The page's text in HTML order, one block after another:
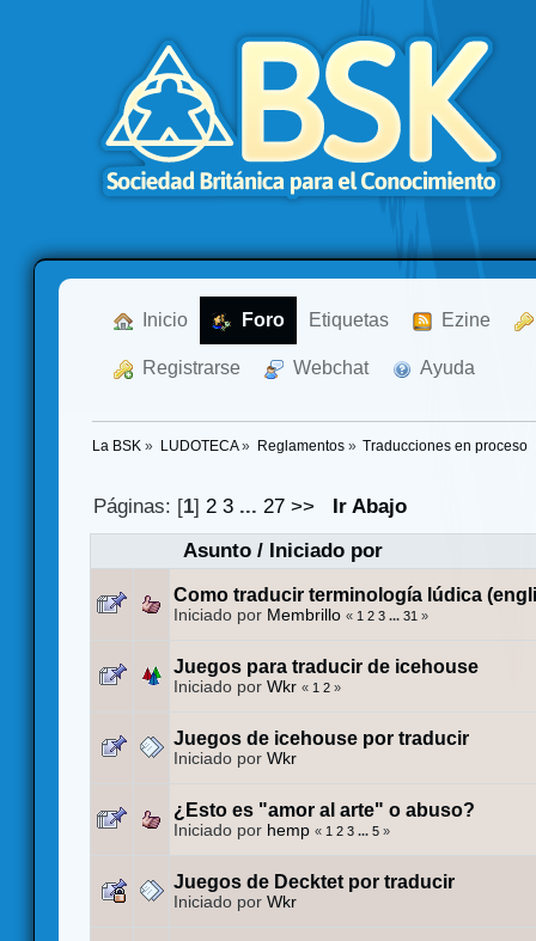
Inicio Foro Etiquetas Ezine
Registrarse Webchat Ayuda
La BSK » LUDOTECA» Reglamentos» Traducciones en proceso
Páginas: [1]2 3 ...27 >>
Ir Abajo
Asunto/ Iniciado por
Como traducir terminología lúdica
Iniciado por Membrillo « 1 2 3 ... 31 »
Juegos para traducir de icehouse
Iniciado por Wkr « 1 2 »
Juegos de icehouse por traducir
Iniciado por Wkr
¿Esto es "amor al arte" o abuso?
Iniciado por hemp « 1 2 3 ... 5 »
Juegos de Decktet por traducir
Iniciado por Wkr